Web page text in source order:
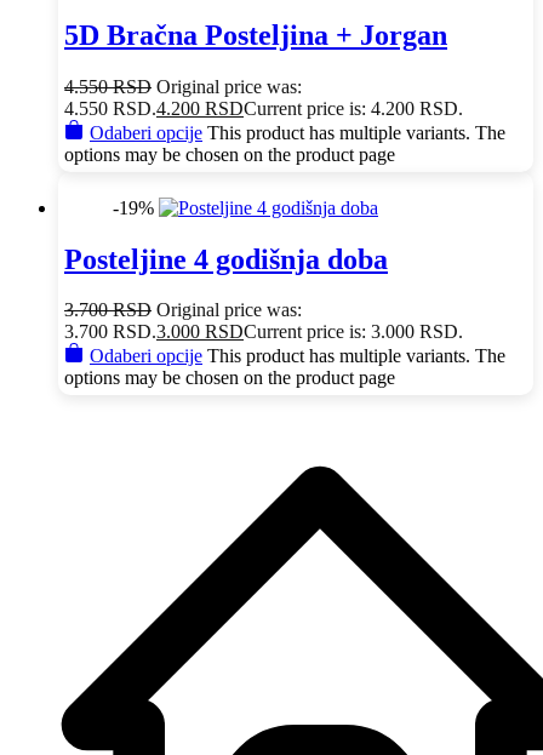
5D Bračna Posteljina + Jorgan
4.550RSD Original price was:
4.550 RSD.4.200 RSDCurrent price is: 4.200 RSD.
Odaberi opcije This product has multiple variants. The
options may be chosen on the product page
-19%
Posteljine 4 godišnja doba
3.700RSD Original price was:
3.700 RSD.3.000 RSDCurrent price is: 3.000 RSD.
Odaberi opcije This product has multiple variants. The
options may be chosen on the product page